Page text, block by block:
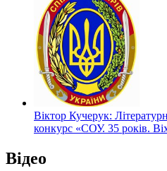
Віктор Кучерук:
конкурс «СОУ. 35 років.
Відео